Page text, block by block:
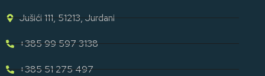
Jušići 111, 51213, Jurdani
+385 99 597 3138
+385 51 275 497